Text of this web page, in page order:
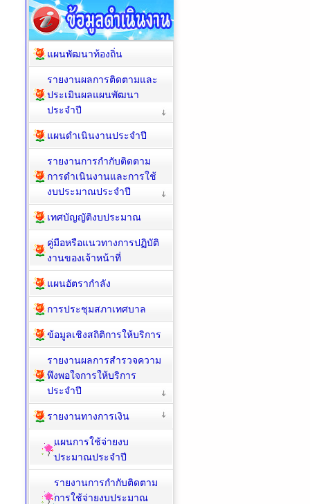
แผนพัฒนาท้องถิ่น
รายงานผลการติดตามและ
ประเมินผลแผนพัฒนา
ประจำปี
แผนดำเนินงานประจำปี
รายงานการกำกับติดตาม
การดำเนินงานและการใช้
งบประมาณประจำปี
เทศบัญญัติงบประมาณ
คู่มือหรือแนวทางการปฏิบัติ
งานของเจ้าหน้าที่
แผนอัตรากำลัง
การประชุมสภาเทศบาล
ข้อมูลเชิงสถิติการให้บริการ
รายงานผลการสำรวจความ
พึงพอใจการให้บริการ
ประจำปี
รายงานทางการเงิน
แผนการใช้จ่ายงบ
ประมาณประจำปี
รายงานการกำกับติดตาม
การใช้จ่ายงบประมาณ